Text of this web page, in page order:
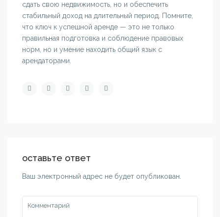
сдать свою недвижимость, но и обеспечить
стабильный доход на длительный период. Помните,
что ключ к успешной аренде — это не только
правильная подготовка и соблюдение правовых
норм, но и умение находить общий язык с
арендаторами.
оставьте ответ
Ваш электронный адрес не будет опубликован.